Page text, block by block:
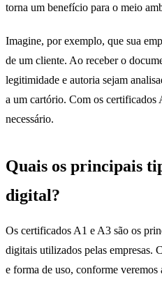
torna um benefício para o meio
Imagine, por exemplo, que sua
de um cliente. Ao receber o
legitimidade e autoria sejam
a um cartório. Com os certificados
necessário.
Quais os principais
digital?
Os certificados A1 e A3 são os
digitais utilizados pelas empresas.
e forma de uso, conforme veremos